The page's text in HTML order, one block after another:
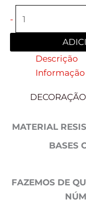
-
Descrição
MATERIAL
BASES
FAZEMOS DE